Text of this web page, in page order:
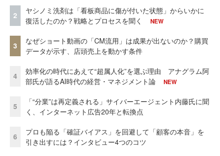
2
ヤシノミ洗剤は「看板商品に傷が付いた状態」からいかに
復活したのか？戦略とプロセスを聞く
NEW
3
なぜショート動画の「CM流用」は成果が出ないのか？購買
データが示す、店頭売上を動かす条件
4
効率化の時代にあえて“超属人化”を選ぶ理由 アナグラム阿
部氏が語るAI時代の経営・マネジメント論
NEW
5
「“分業”は再定義される」サイバーエージェント内藤氏に聞
く、インターネット広告20年と転換点
6
プロも陥る「確証バイアス」を回避して「顧客の本音」を
引き出すには？インタビュー4つのコツ